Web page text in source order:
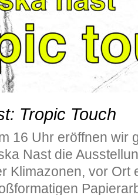
Tropic Touch
16 Uhr eröffnen wir
Nast die
Klimazonen, vor Ort